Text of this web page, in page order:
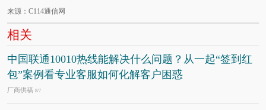
来源：C114通信网
相关
中国联通10010热线能解决什么问题？从一起“签到红
包”案例看专业客服如何化解客户困惑
厂商供稿 8/7